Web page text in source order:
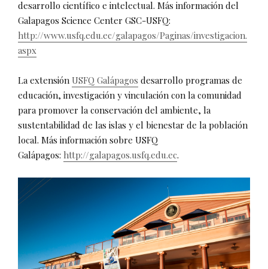
desarrollo científico e intelectual. Más información del
Galapagos Science Center GSC-USFQ:
http://www.usfq.edu.ec/galapagos/Paginas/investigacion.
aspx
La extensión USFQ Galápagos desarrollo programas de
educación, investigación y vinculación con la comunidad
para promover la conservación del ambiente, la
sustentabilidad de las islas y el bienestar de la población
local. Más información sobre USFQ
Galápagos: http://galapagos.usfq.edu.ec.